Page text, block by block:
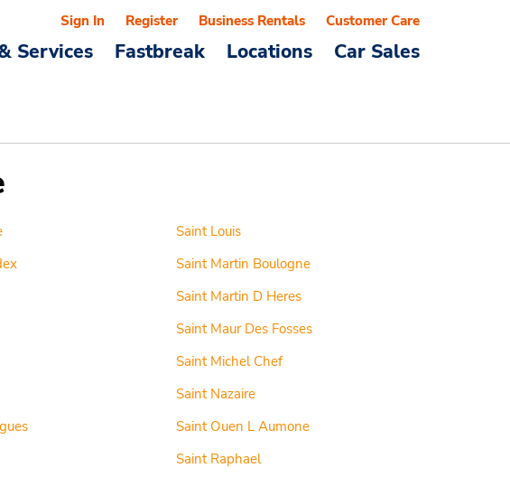
Services Fastbreak Locations Car Sales
Sign In Register Business Rentals Customer Care
Saint Louis
Saint Martin Boulogne
Saint Martin D Heres
Saint Maur Des Fosses
Saint Michel Chef
Saint Nazaire
Saint Ouen L Aumone
Saint Raphael